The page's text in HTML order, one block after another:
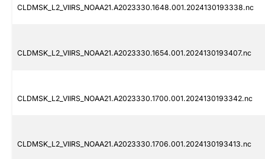
CLDMSK_L2_VIIRS_NOAA21.A2023330.1648.001.2024130193338.nc
CLDMSK_L2_VIIRS_NOAA21.A2023330.1654.001.2024130193407.nc
CLDMSK_L2_VIIRS_NOAA21.A2023330.1700.001.2024130193342.nc
CLDMSK_L2_VIIRS_NOAA21.A2023330.1706.001.2024130193413.nc